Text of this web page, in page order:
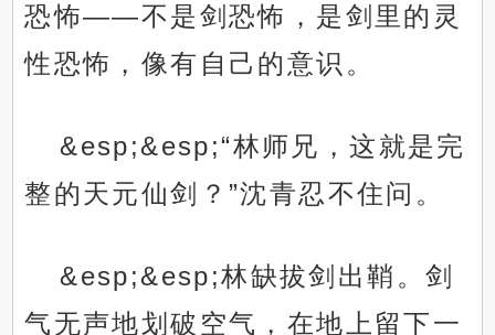
恐怖——不是剑恐怖，是剑里的灵
性恐怖，像有自己的意识。
&esp;&esp;“林师兄，这就是完
整的天元仙剑？”沈青忍不住问。
&esp;&esp;林缺拔剑出鞘。剑
气无声地划破空气，在地上留下一